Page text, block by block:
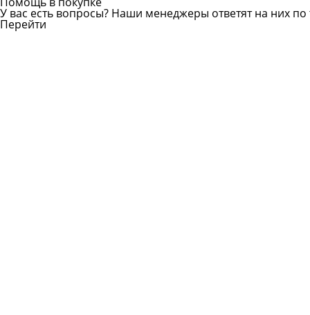
У вас есть вопросы? Наши менеджеры ответят на них
Перейти